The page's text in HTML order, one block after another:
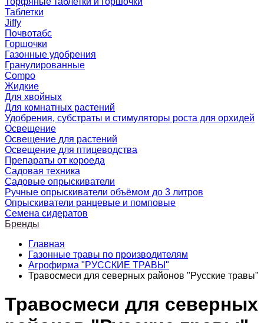
Таблетки
Jiffy
Почвотабс
Горшочки
Газонные удобрения
Гранулированные
Compo
Жидкие
Для хвойных
Для комнатных растений
Удобрения, субстраты и стимуляторы роста для орхидей
Освещение
Освещение для растений
Освещение для птицеводства
Препараты от короеда
Садовая техника
Садовые опрыскиватели
Ручные опрыскиватели объёмом до 3 литров
Опрыскиватели ранцевые и помповые
Семена сидератов
Бренды
Главная
Газонные травы по производителям
Агрофирма "РУССКИЕ ТРАВЫ"
Травосмеси для северных районов "Русские травы"
Травосмеси для северных